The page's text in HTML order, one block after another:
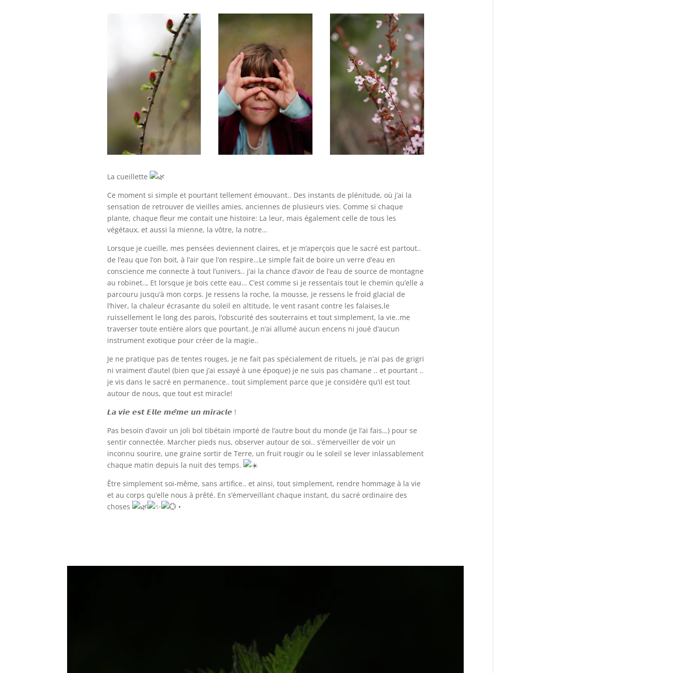
La cueillette
Ce moment si simple et pourtant tellement émouvant.. Des instants de plénitude, où j’ai la
sensation de retrouver de vieilles amies, anciennes de plusieurs vies. Comme si chaque
plante, chaque fleur me contait une histoire: La leur, mais également celle de tous les
végétaux, et aussi la mienne, la vôtre, la notre…
Lorsque je cueille, mes pensées deviennent claires, et je m’aperçois que le sacré est partout..
de l’eau que l’on boit, à l’air que l’on respire…Le simple fait de boire un verre d’eau en
conscience me connecte à tout l’univers.. j’ai la chance d’avoir de l’eau de source de montagne
au robinet.., Et lorsque je bois cette eau… C’est comme si je ressentais tout le chemin qu’elle a
parcouru jusqu’à mon corps. Je ressens la roche, la mousse, je ressens le froid glacial de
l’hiver, la chaleur écrasante du soleil en altitude, le vent rasant contre les falaises,le
ruissellement le long des parois, l’obscurité des souterrains et tout simplement, la vie..me
traverser toute entière alors que pourtant..Je n’ai allumé aucun encens ni joué d’aucun
instrument exotique pour créer de la magie..
Je ne pratique pas de tentes rouges, je ne fait pas spécialement de rituels, je n’ai pas de grigri
ni vraiment d’autel (bien que j’ai essayé à une époque) je ne suis pas chamane .. et pourtant ..
je vis dans le sacré en permanence.. tout simplement parce que je considère qu’il est tout
autour de nous, que tout est miracle!
𝙇𝙖 𝙫𝙞𝙚 𝙚𝙨𝙩 𝙀𝙡𝙡𝙚 𝙢𝙚̂𝙢𝙚 𝙪𝙣 𝙢𝙞𝙧𝙖𝙘𝙡𝙚 !
Pas besoin d’avoir un joli bol tibétain importé de l’autre bout du monde (je l’ai fais…) pour se
sentir connectée. Marcher pieds nus, observer autour de soi.. s’émerveiller de voir un
inconnu sourire, une graine sortir de Terre, un fruit rougir ou le soleil se lever inlassablement
chaque matin depuis la nuit des temps.
Être simplement soi-même, sans artifice.. et ainsi, tout simplement, rendre hommage à la vie
et au corps qu’elle nous à prêté. En s’émerveillant chaque instant, du sacré ordinaire des
choses
•